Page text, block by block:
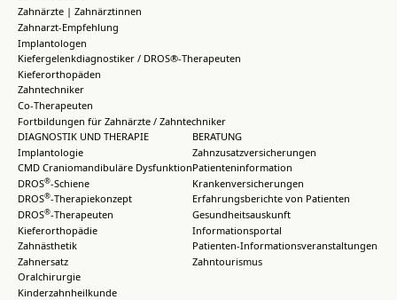
Zahnärzte | Zahnärztinnen
Zahnarzt-Empfehlung
Implantologen
Kiefergelenkdiagnostiker / DROS®-Therapeuten
Kieferorthopäden
Zahntechniker
Co-Therapeuten
Fortbildungen für Zahnärzte / Zahntechniker
DIAGNOSTIK UND THERAPIE
Implantologie
CMD Craniomandibuläre Dysfunktion
DROS®-Schiene
DROS®-Therapiekonzept
DROS®-Therapeuten
Kieferorthopädie
Zahnästhetik
Zahnersatz
Oralchirurgie
Kinderzahnheilkunde
BERATUNG
Zahnzusatzversicherungen
Patienteninformation
Krankenversicherungen
Erfahrungsberichte von Patienten
Gesundheitsauskunft
Informationsportal
Patienten-Informationsveranstaltungen
Zahntourismus